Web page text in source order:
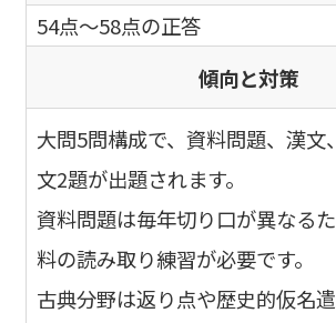
54点～58点の正答
傾向と対策
大問5問構成で、資料問題、漢文
文2題が出題されます。
資料問題は毎年切り口が異なる
料の読み取り練習が必要です。
古典分野は返り点や歴史的仮名